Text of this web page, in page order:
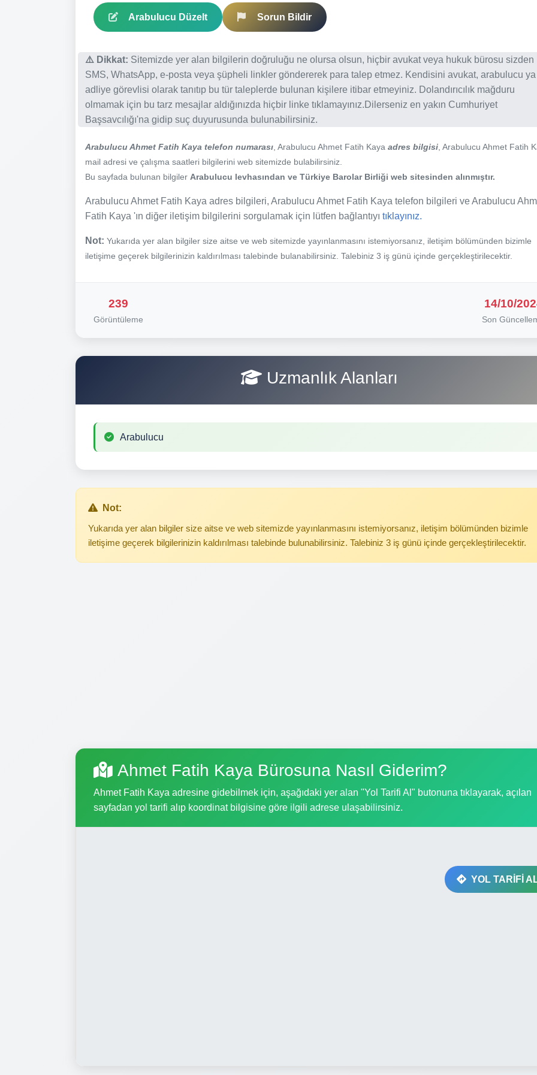
Arabulucu Düzelt Sorun Bildir
⚠️ Dikkat: Sitemizde yer alan bilgilerin doğruluğu ne olursa olsun, hiçbir avukat veya hukuk bürosu sizden
SMS, WhatsApp, e-posta veya şüpheli linkler göndererek para talep etmez. Kendisini avukat, arabulucu
adliye görevlisi olarak tanıtıp bu tür taleplerde bulunan kişilere itibar etmeyiniz. Dolandırıcılık mağduru
olmamak için bu tarz mesajlar aldığınızda hiçbir linke tıklamayınız.Dilerseniz en yakın Cumhuriyet
Başsavcılığı'na gidip suç duyurusunda bulunabilirsiniz.
Arabulucu Ahmet Fatih Kaya telefon numarası , Arabulucu Ahmet Fatih Kaya adres bilgisi , Arabulucu Ahmet Fatih
mail adresi ve çalışma saatleri bilgilerini web sitemizde bulabilirsiniz.
Bu sayfada bulunan bilgiler Arabulucu levhasından ve Türkiye Barolar Birliği web sitesinden alınmıştır.
Arabulucu Ahmet Fatih Kaya adres bilgileri, Arabulucu Ahmet Fatih Kaya telefon bilgileri ve Arabulucu
Fatih Kaya 'ın diğer iletişim bilgilerini sorgulamak için lütfen bağlantıyı tıklayınız.
Not: Yukarıda yer alan bilgiler size aitse ve web sitemizde yayınlanmasını istemiyorsanız, iletişim bölümünden bizimle
iletişime geçerek bilgilerinizin kaldırılması talebinde bulanabilirsiniz. Talebiniz 3 iş günü içinde gerçekleştirilecektir.
239
Görüntüleme
14/10/
Son
Uzmanlık Alanları
Arabulucu
Not:
Yukarıda yer alan bilgiler size aitse ve web sitemizde yayınlanmasını istemiyorsanız, iletişim bölümünden bizimle
iletişime geçerek bilgilerinizin kaldırılması talebinde bulunabilirsiniz. Talebiniz 3 iş günü içinde gerçekleştirilecektir.
Ahmet Fatih Kaya Bürosuna Nasıl Giderim?
Ahmet Fatih Kaya adresine gidebilmek için, aşağıdaki yer alan "Yol Tarifi Al" butonuna tıklayarak, açılan
sayfadan yol tarifi alıp koordinat bilgisine göre ilgili adrese ulaşabilirsiniz.
YOL TARİFİ